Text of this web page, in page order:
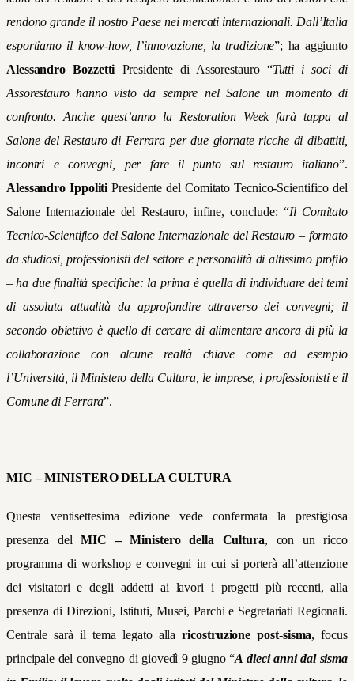
rendono grande il nostro Paese nei mercati internazionali. Dall’Italia
esportiamo il know-how, l’innovazione, la tradizione”; ha aggiunto
Alessandro Bozzetti Presidente di Assorestauro “Tutti i soci di
Assorestauro hanno visto da sempre nel Salone un momento di
confronto. Anche quest’anno la Restoration Week farà tappa al
Salone del Restauro di Ferrara per due giornate ricche di dibattiti,
incontri e convegni, per fare il punto sul restauro italiano”.
Alessandro Ippoliti Presidente del Comitato Tecnico-Scientifico del
Salone Internazionale del Restauro, infine, conclude: “Il Comitato
Tecnico-Scientifico del Salone Internazionale del Restauro – formato
da studiosi, professionisti del settore e personalità di altissimo profilo
– ha due finalità specifiche: la prima è quella di individuare dei temi
di assoluta attualità da approfondire attraverso dei convegni; il
secondo obiettivo è quello di cercare di alimentare ancora di più la
collaborazione con alcune realtà chiave come ad esempio
l’Università, il Ministero della Cultura, le imprese, i professionisti e il
Comune di Ferrara”.
MIC – MINISTERO DELLA CULTURA
Questa ventisettesima edizione vede confermata la prestigiosa
presenza delMIC – Ministero della Cultura, con un ricco
programma di workshop e convegni in cui si porterà all’attenzione
dei visitatori e degli addetti ai lavori i progetti più recenti, alla
presenza di Direzioni, Istituti, Musei, Parchi e Segretariati Regionali.
Centrale sarà il tema legato allaricostruzione post-sisma, focus
principale del convegno di giovedì 9 giugno “A dieci anni dal sisma